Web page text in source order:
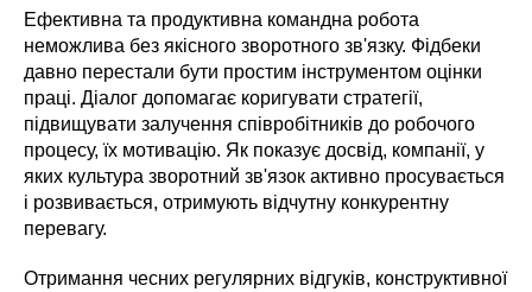
Ефективна та продуктивна командна робота
неможлива без якісного зворотного зв'язку. Фідбеки
давно перестали бути простим інструментом оцінки
праці. Діалог допомагає коригувати стратегії,
підвищувати залучення співробітників до робочого
процесу, їх мотивацію. Як показує досвід, компанії, у
яких культура зворотний зв'язок активно просувається
і розвивається, отримують відчутну конкурентну
перевагу.
Отримання чесних регулярних відгуків, конструктивної